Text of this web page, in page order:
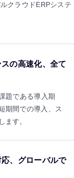
クラウドERPシステ
の高速化、全て
題である導入期
期間での導入、ス
ます。
、グローバルで